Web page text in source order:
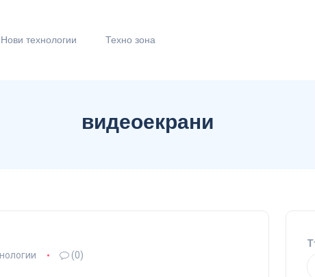
Нови технологии Техно зона
видеоекрани
(0)